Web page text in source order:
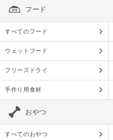
フード
すべてのフード
ウェットフード
フリーズドライ
手作り用食材
おやつ
すべてのおやつ